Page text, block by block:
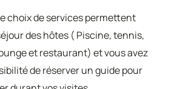
choix de services permettent
des hôtes ( Piscine, tennis,
et restaurant) et vous avez
de réserver un guide pour